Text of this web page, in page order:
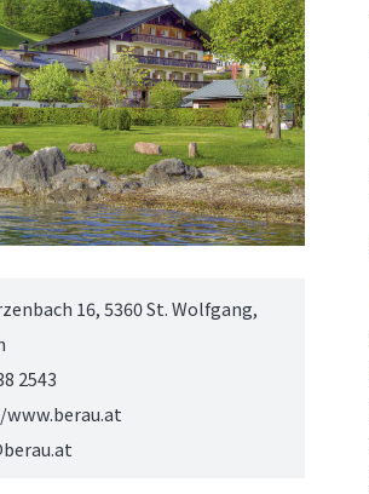
16, 5360 St. Wolfgang,
2543